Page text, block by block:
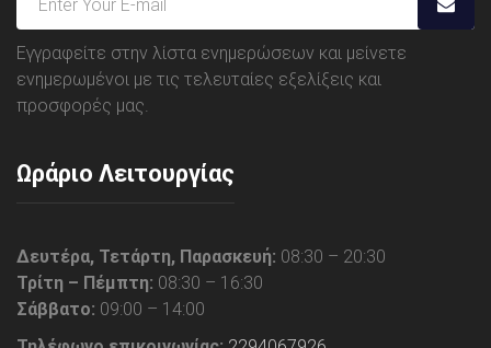
Εγγραφείτε στην λίστα ενημερώσεων και μείνετε
ενημερωμένοι με τις τελευταίες εξελίξεις και
προσφορές μας.
Ωράριο Λειτουργίας
Δευτέρα, Τετάρτη, Παρασκευή: 08:30 – 20:30
Τρίτη – Πέμπτη: 08:30 – 16:30
Σάββατο: 09:00 – 14:00